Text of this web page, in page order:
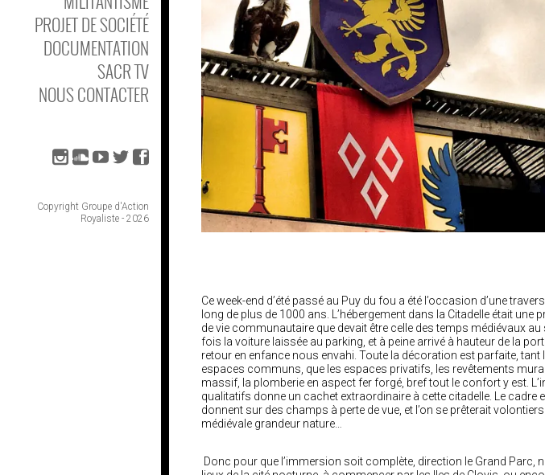
PROJET DE SOCIÉTÉ
DOCUMENTATION
SACR TV
NOUS CONTACTER
Copyright Groupe d'Action
Royaliste - 2026
Ce week-end d’été passé au Puy du fou a été l’occasion d’une
long de plus de 1000 ans. L’hébergement dans la Citadelle était une
de vie communautaire que devait être celle des temps médiévaux au
fois la voiture laissée au parking, et à peine arrivé à hauteur de la
retour en enfance nous envahi. Toute la décoration est parfaite, tant
espaces communs, que les espaces privatifs, les revêtements
massif, la plomberie en aspect fer forgé, bref tout le confort y est . L’i
qualitatifs donne un cachet extraordinaire à cette citadelle. Le cadre
donnent sur des champs à perte de vue, et l’on se prêterait
médiévale grandeur nature…
Donc pour que l’immersion soit complète, direction le Grand Parc,